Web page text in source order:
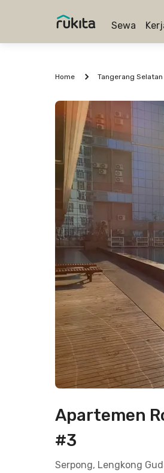
Sewa
Home Tangerang Selatan
Apartemen
#3
Serpong, Lengkong